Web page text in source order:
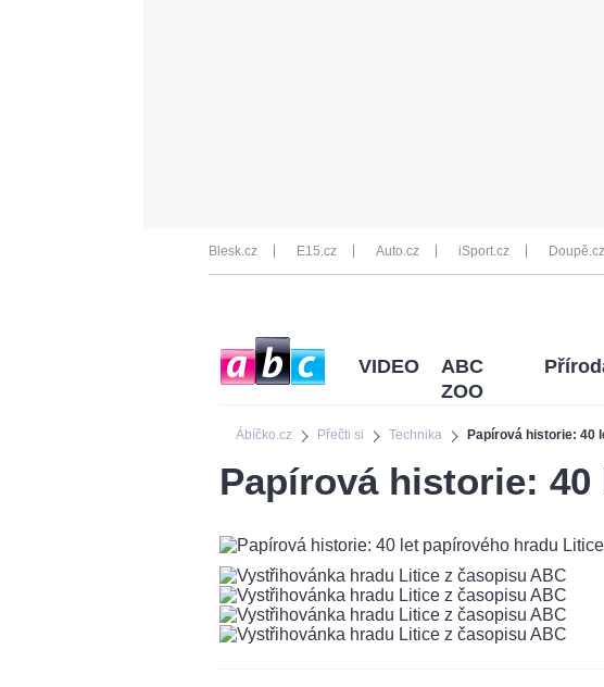
Blesk.cz E15.cz Auto.cz iSport.cz Doupě.cz
Ábíčko.cz Přečti si Technika Papírová historie: 40
VIDEO
ABC
ZOO
Papírová historie: